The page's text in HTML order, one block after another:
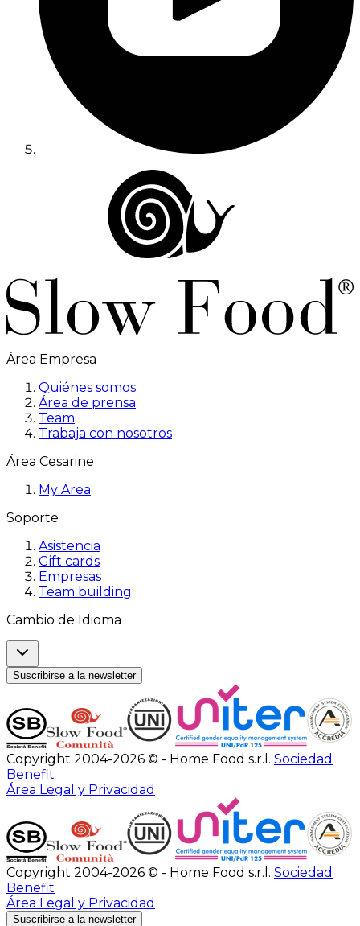
Área Empresa
Quiénes somos
Área de prensa
Team
Trabaja con nosotros
Área Cesarine
My Area
Soporte
Asistencia
Gift cards
Empresas
Team building
Cambio de Idioma
Suscribirse a la newsletter
Copyright 2004-2026 © - Home Food s.r.l. Sociedad
Benefit
Área Legal y Privacidad
Copyright 2004-2026 © - Home Food s.r.l. Sociedad
Benefit
Área Legal y Privacidad
Suscribirse a la newsletter